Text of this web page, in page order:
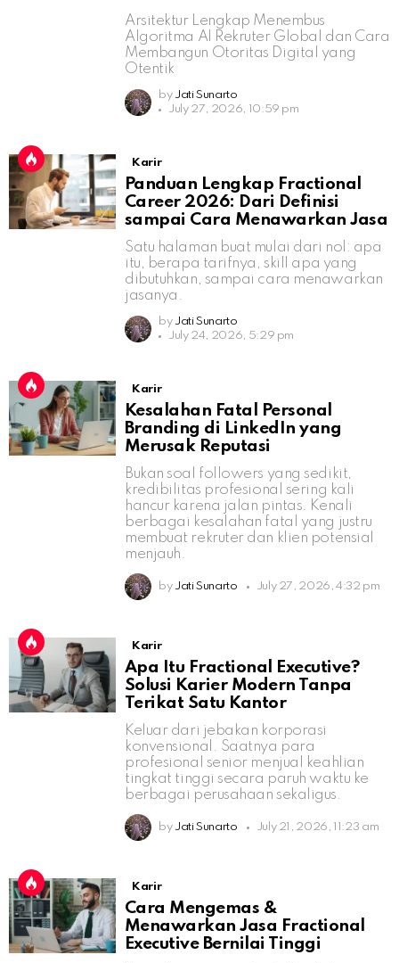
Arsitektur Lengkap Menembus
Algoritma AI Rekruter Global dan Cara
Membangun Otoritas Digital yang
Otentik
by Jati Sunarto
July 27, 2026, 10:59 pm
Karir
Panduan Lengkap Fractional
Career 2026: Dari Definisi
sampai Cara Menawarkan Jasa
Satu halaman buat mulai dari nol: apa
itu, berapa tarifnya, skill apa yang
dibutuhkan, sampai cara menawarkan
jasanya.
by Jati Sunarto
July 24, 2026, 5:29 pm
Karir
Kesalahan Fatal Personal
Branding di LinkedIn yang
Merusak Reputasi
Bukan soal followers yang sedikit,
kredibilitas profesional sering kali
hancur karena jalan pintas. Kenali
berbagai kesalahan fatal yang justru
membuat rekruter dan klien potensial
menjauh.
by Jati Sunarto July 27, 2026, 4:32 pm
Karir
Apa Itu Fractional Executive?
Solusi Karier Modern Tanpa
Terikat Satu Kantor
Keluar dari jebakan korporasi
konvensional. Saatnya para
profesional senior menjual keahlian
tingkat tinggi secara paruh waktu ke
berbagai perusahaan sekaligus.
by Jati Sunarto July 21, 2026, 11:23 am
Karir
Cara Mengemas &
Menawarkan Jasa Fractional
Executive Bernilai Tinggi